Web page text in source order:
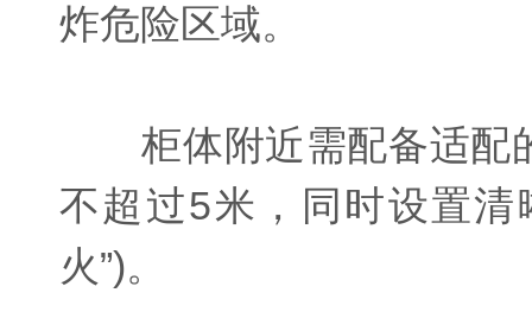
炸危险区域。
柜体附近需配备适配的
不超过5米，同时设置清
火”)。